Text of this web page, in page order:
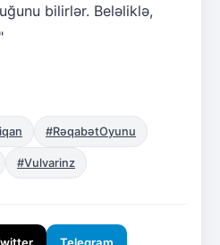
bilirlər. Beləliklə,
#RəqabətOyunu
#Vulvarinz